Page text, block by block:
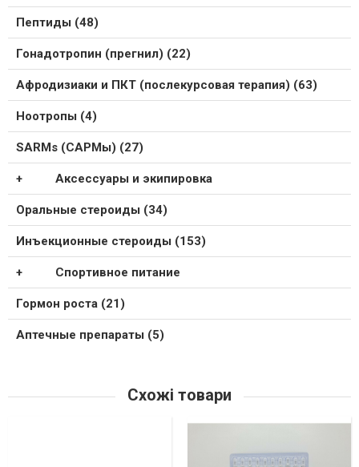
Пептиды (48)
Гонадотропин (прегнил) (22)
Афродизиаки и ПКТ (послекурсовая терапия) (63)
Ноотропы (4)
SARMs (САРМы) (27)
Аксессуары и экипировка
Оральные стероиды (34)
Инъекционные стероиды (153)
Спортивное питание
Гормон роста (21)
Аптечные препараты (5)
Схожі товари